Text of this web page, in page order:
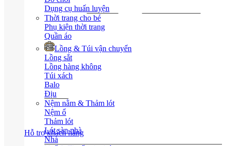
Hỗ trợ khách hàng
Dụng cụ huấn luyện
Thời trang cho bé
Phụ kiện thời trang
Quần áo
Lồng & Túi vận chuyển
Lồng sắt
Lồng hàng không
Túi xách
Balo
Địu
Nệm nằm & Thảm lót
Nệm ổ
Thảm lót
Lót sàn nhà
Nhà